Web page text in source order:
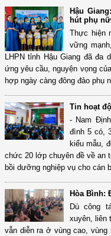
Hậu
hút phụ
Thực hiện
vững
LHPN tỉnh Hậu Giang đã đa
ứng yêu cầu, nguyện vọng
hợp ngày càng đông đảo phụ
Tin hoạt
- Nam
đình 5 có,
kiểu mẫu,
chức 20 lớp chuyên đề về an
bồi dưỡng nghiệp vụ cho cán
Hòa Bình:
Dù công
xuyên, liên
vẫn diễn ra ở vùng cao, vùng